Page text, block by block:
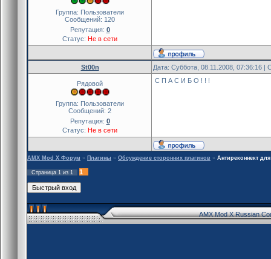
Группа: Пользователи
Сообщений: 120
Репутация: 0
Статус: Не в сети
St00n Дата: Суббота, 08.11.2008, 07:36:16
Рядовой
Группа: Пользователи
Сообщений: 2
Репутация: 0
Статус: Не в сети
С П А С И Б О ! ! !
AMX Mod X Форум » Плагины » Обсуждение сторонних плагинов » Антиреконнект
Страница 1 из 1 1
AMX Mod X Russian